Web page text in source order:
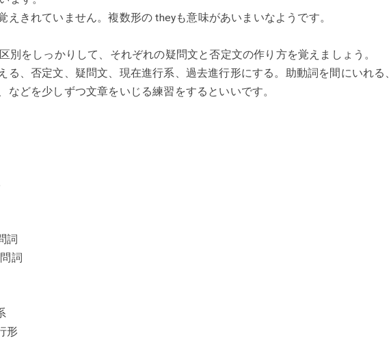
えきれていません。複数形の theyも意味があいまいなようです。
別をしっかりして、それぞれの疑問文と否定文の作り方を覚えましょう。
る、否定文、疑問文、現在進行系、過去進行形にする。助動詞を間にいれる、
などを少しずつ文章をいじる練習をするといいです。
詞
詞
形